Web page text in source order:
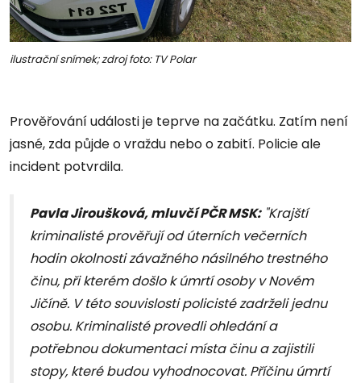
ilustrační snímek; zdroj foto: TV Polar
Prověřování události je teprve na začátku. Zatím není
jasné, zda půjde o vraždu nebo o zabití. Policie ale
incident potvrdila.
Pavla Jiroušková, mluvčí PČR MSK:"Krajští
kriminalisté prověřují od úterních večerních
hodin okolnosti závažného násilného trestného
činu, při kterém došlo k úmrtí osoby v Novém
Jičíně. V této souvislosti policisté zadrželi jednu
osobu. Kriminalisté provedli ohledání a
potřebnou dokumentaci místa činu a zajistili
stopy, které budou vyhodnocovat. Příčinu úmrtí